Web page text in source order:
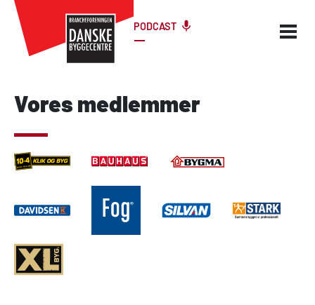
PODCAST
Vores medlemmer